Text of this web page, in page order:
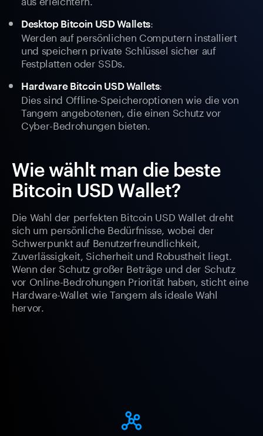
Desktop Bitcoin USD Wallets:
Werden auf persönlichen Computern installiert
und speichern private Schlüssel sicher auf
Festplatten oder SSDs.
Hardware Bitcoin USD Wallets:
Dies sind Offline-Speicheroptionen wie die von
Tangem angebotenen, die einen Schutz vor
Cyber-Bedrohungen bieten.
Wie wählt man die beste
Bitcoin USD Wallet?
Die Wahl der perfekten Bitcoin USD Wallet dreht
sich um persönliche Bedürfnisse, wobei der
Schwerpunkt auf Benutzerfreundlichkeit,
Zuverlässigkeit, Sicherheit und Robustheit liegt.
Wenn der Schutz großer Beträge und der Schutz
vor Online-Bedrohungen Priorität haben, sticht eine
Hardware-Wallet wie Tangem als ideale Wahl
hervor.